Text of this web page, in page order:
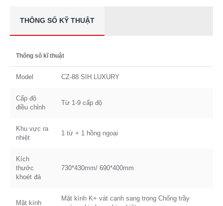
THÔNG SỐ KỸ THUẬT
Thống số kĩ thuật
Model CZ-88 SIH LUXURY
Cấp độ
điều chỉnh
Từ 1-9 cấp độ
Khu vực ra
nhiệt
1 từ + 1 hồng ngoại
Kích
thước
khoét đá
730*430mm/ 690*400mm
Mặt kính
Mặt kính K+ vát cạnh sang trọng Chống trầy